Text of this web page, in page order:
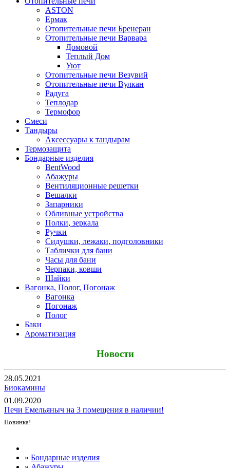
ASTON
Ермак
Отопительные печи Бренеран
Отопительные печи Варвара
Домовой
Теплый Дом
Уют
Отопительные печи Везувий
Отопительные печи Вулкан
Радуга
Теплодар
Термофор
Смеси
Тандыры
Аксессуары к тандырам
Термозащита
Бондарные изделия
BentWood
Абажуры
Вентиляционные решетки
Вешалки
Запарники
Обливные устройства
Полки, зеркала
Ручки
Сидушки, лежаки, подголовники
Таблички для бани
Часы для бани
Черпаки, ковши
Шайки
Вагонка, Полог, Погонаж
Вагонка
Погонаж
Полог
Баки
Ароматизация
Новости
28.05.2021
Биокамины
01.09.2020
Печи Емельяныч на 3 помещения в наличии!
Новинка!
» Бондарные изделия